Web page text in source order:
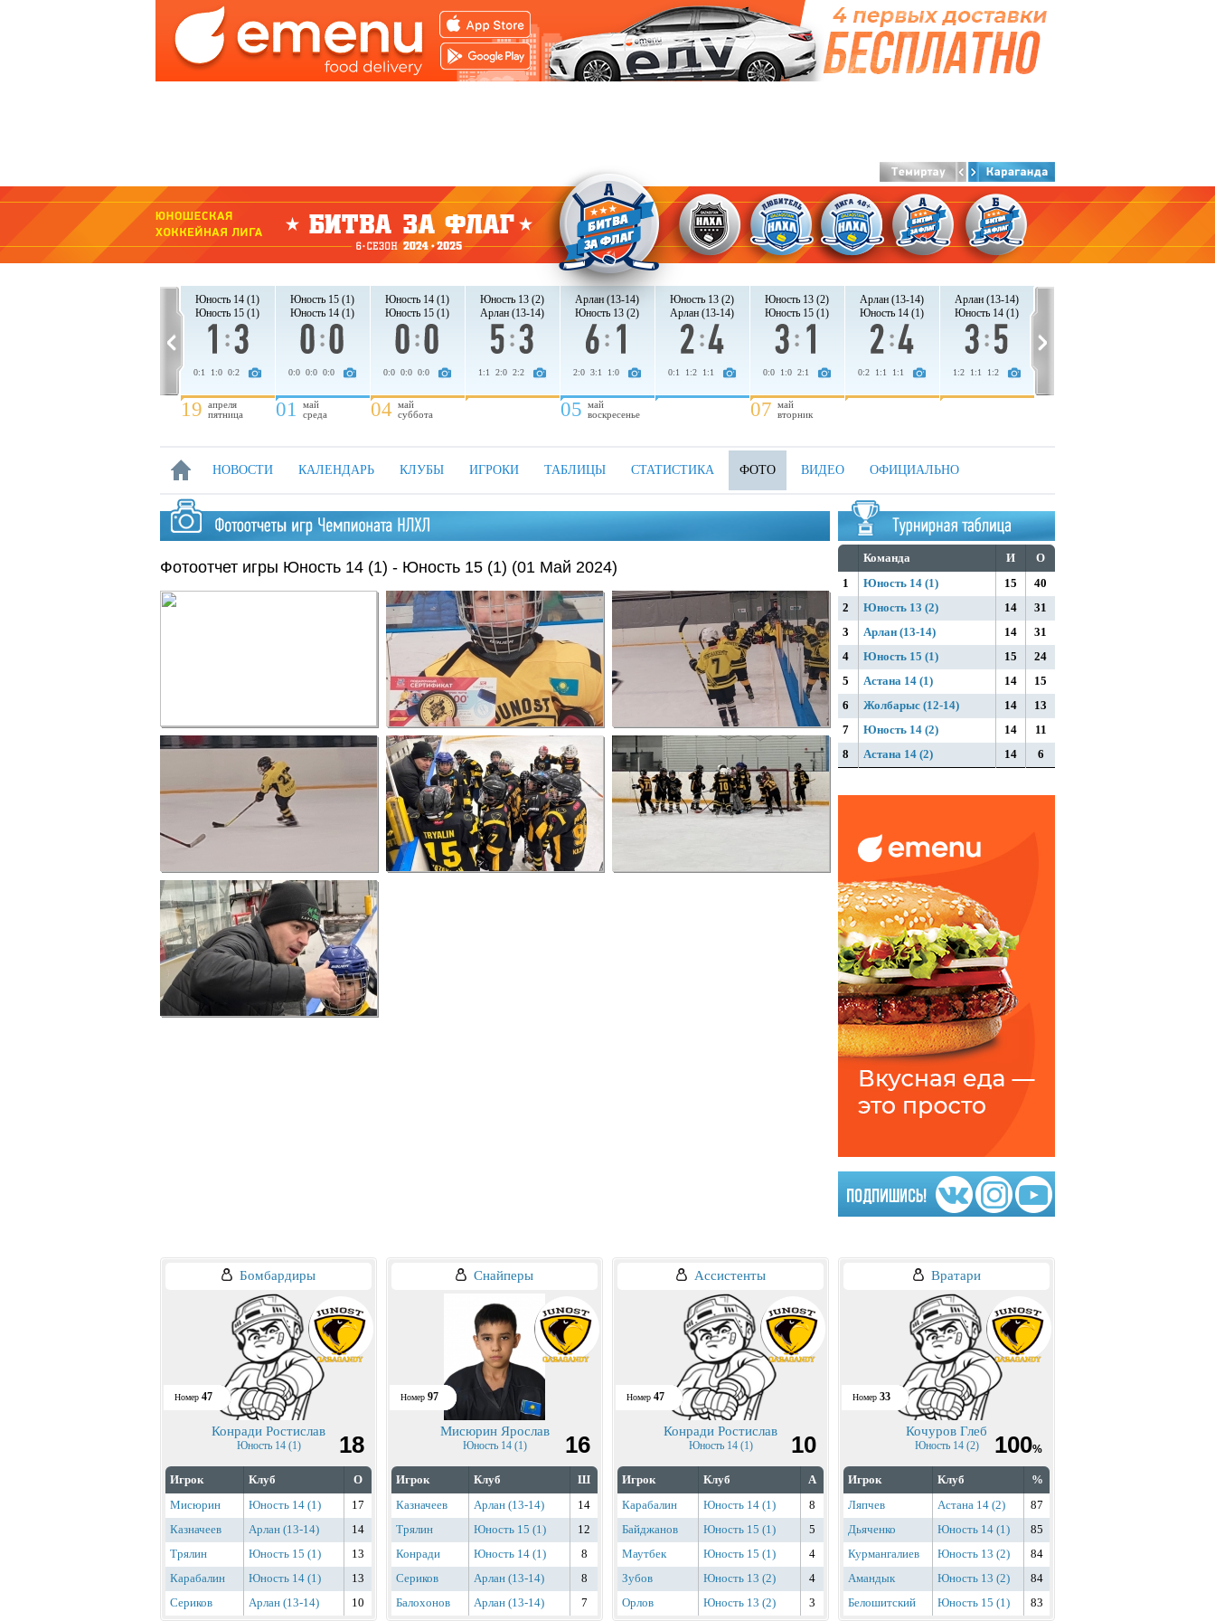
Юность 14 (1)
Юность 15 (1)
0:1 1:0 0:2
19 апреля
пятница
Юность 15 (1)
Юность 14 (1)
0:0 0:0 0:0
01
май
среда
Юность 14 (1)
Юность 15 (1)
0:0 0:0 0:0
04 май
суббота
Юность 13 (2)
Арлан (13-14)
1:1 2:0 2:2
Арлан (13-14)
Юность 13 (2)
2:0 3:1 1:0
05 май
воскресенье
Юность 13 (2)
Арлан (13-14)
0:1 1:2 1:1
Юность 13 (2)
Юность 15 (1)
0:0 1:0 2:1
07 май
вторник
Арлан (13-14)
Юность 14 (1)
0:2 1:1 1:1
Арлан (13-14)
Юность 14 (1)
1:2 1:1 1:2
НОВОСТИ КАЛЕНДАРЬ КЛУБЫ ИГРОКИ ТАБЛИЦЫ СТАТИСТИКА ФОТО ВИДЕО ОФИЦИАЛЬНО
Фотоотчет игры Юность 14 (1) - Юность 15 (1) (01 Май 2024)
Команда И
О
1
Юность 14 (1) 15
40
2
Юность 13 (2) 14
31
3
Арлан (13-14) 14
31
4
Юность 15 (1) 15
24
5
Астана 14 (1) 14
15
6
Жолбарыс (12-14) 14
13
7
Юность 14 (2) 14
11
8
Астана 14 (2) 14 6
Бомбардиры
Номер 47
Конради Ростислав
Юность 14 (1) 18
Игрок Клуб
О
Мисюрин
Юность 14 (1)
17
Казначеев
Арлан (13-14)
14
Трялин
Юность 15 (1)
13
Карабалин
Юность 14 (1)
13
Сериков
Арлан (13-14) 10
Снайперы
Номер 97
Мисюрин Ярослав
Юность 14 (1) 16
Игрок Клуб
Ш
Казначеев
Арлан (13-14)
14
Трялин
Юность 15 (1)
12
Конради
Юность 14 (1)
8
Сериков
Арлан (13-14)
8
Балохонов
Арлан (13-14) 7
Ассистенты
Номер 47
Конради Ростислав
Юность 14 (1) 10
Игрок Клуб
А
Карабалин
Юность 14 (1)
8
Байджанов
Юность 15 (1)
5
Маутбек
Юность 15 (1)
4
Зубов
Юность 13 (2)
4
Орлов
Юность 13 (2) 3
Вратари
Номер 33
Кочуров Глеб
Юность 14 (2) 100%
Игрок Клуб
%
Ляпчев
Астана 14 (2)
87
Дьяченко
Юность 14 (1)
85
Курмангалиев
Юность 13 (2)
84
Амандык
Юность 13 (2)
84
Белошитский
Юность 15 (1) 83